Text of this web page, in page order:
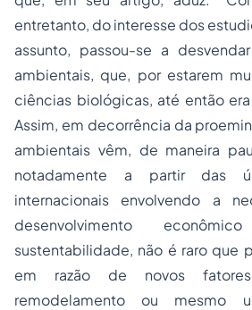
entretanto, do interesse dos
assunto, passou-se a
ambientais, que, por estarem
ciências biológicas, até então era
Assim, em decorrência da
ambientais vêm, de maneira
notadamente a partir das
internacionais envolvendo a
desenvolvimento
sustentabilidade, não é raro que
em razão de novos
remodelamento ou mesmo